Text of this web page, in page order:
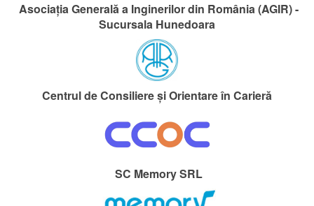
Asociația Generală a Inginerilor din România (AGIR) -
Sucursala Hunedoara
Centrul de Consiliere și Orientare în Carieră
SC Memory SRL